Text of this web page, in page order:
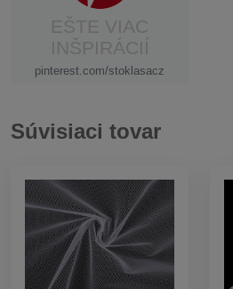
pinterest.com/stoklasacz
Súvisiaci tovar